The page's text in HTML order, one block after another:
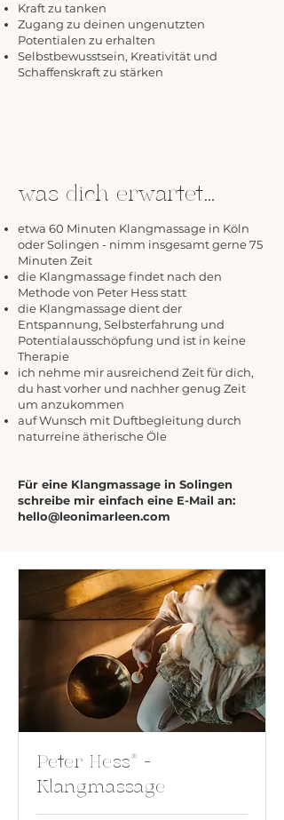
Kraft zu tanken
Zugang zu deinen ungenutzten
Potentialen zu erhalten
Selbstbewusstsein, Kreativität und
Schaffenskraft zu stärken
was dich erwartet...
etwa 60 Minuten Klangmassage in Köln
oder Solingen - nimm insgesamt gerne 75
Minuten Zeit
die Klangmassage findet nach den
Methode von Peter Hess statt
die Klangmassage dient der
Entspannung, Selbsterfahrung und
Potentialausschöpfung und ist in keine
Therapie
ich nehme mir ausreichend Zeit für dich,
du hast vorher und nachher genug Zeit
um anzukommen
auf Wunsch mit Duftbegleitung durch
naturreine ätherische Öle
Für eine Klangmassage in Solingen
schreibe mir einfach eine E-Mail an:
hello@leonimarleen.com
Peter Hess® -
Klangmassage